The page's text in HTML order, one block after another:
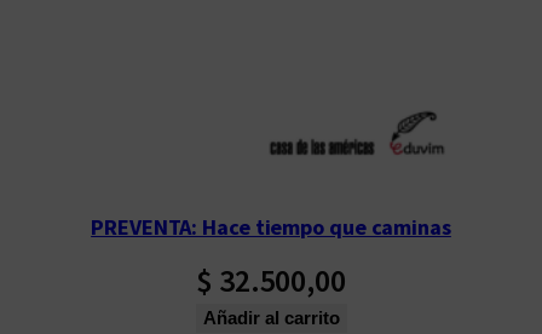
PREVENTA: Hace tiempo que caminas
$ 32.500,00
Añadir al carrito